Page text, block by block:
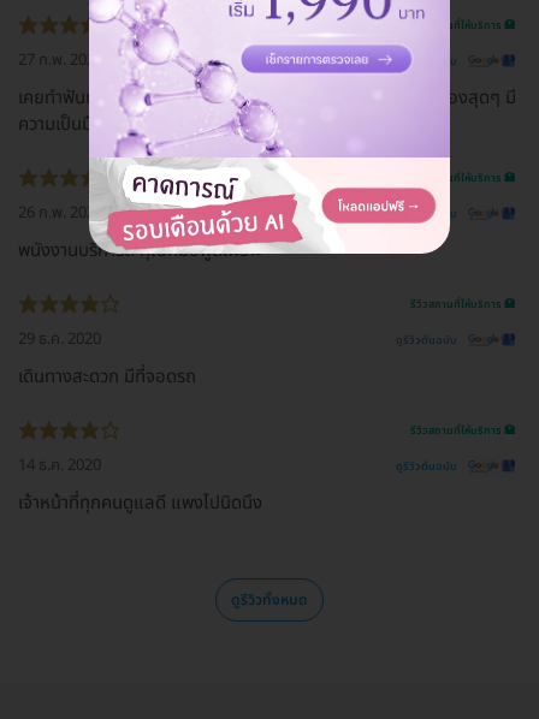
รีวิวสถานที่ให้บริการ 🏥
27 ก.พ. 2021 ดูรีวิวต้นฉบับ
เคยทำฟันแบรนด์นี้สมัยเด็กๆ หมอใจดีมากกกกก น่ารักเป็นกันเองสุดๆ มี
ความเป็นมืออาชีพ โตขึ้นมาอยากเจอหมอ เพื่อขอบคุณ 555
รีวิวสถานที่ให้บริการ 🏥
26 ก.พ. 2021 ดูรีวิวต้นฉบับ
พนังงานบริการดี คุณหมอพูดเพราะ
รีวิวสถานที่ให้บริการ 🏥
29 ธ.ค. 2020 ดูรีวิวต้นฉบับ
เดินทางสะดวก มีที่จอดรถ
รีวิวสถานที่ให้บริการ 🏥
14 ธ.ค. 2020 ดูรีวิวต้นฉบับ
เจ้าหน้าที่ทุกคนดูแลดี แพงไปนิดนึง
ดูรีวิวทั้งหมด